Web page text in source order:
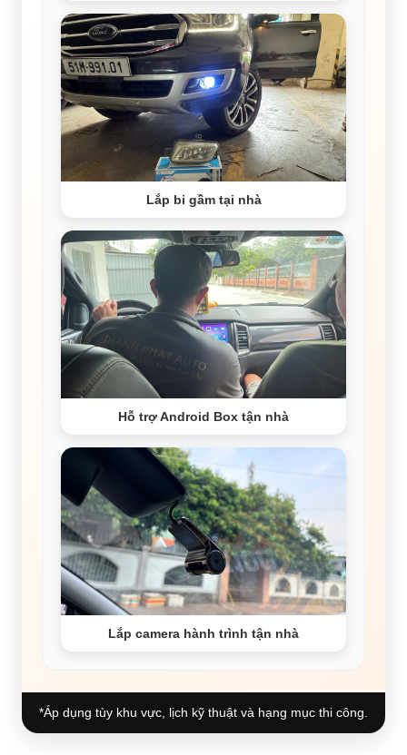
Lắp bi gầm tại nhà
Hỗ trợ Android Box tận nhà
Lắp camera hành trình tận nhà
*Áp dụng tùy khu vực, lịch kỹ thuật và hạng mục thi công.